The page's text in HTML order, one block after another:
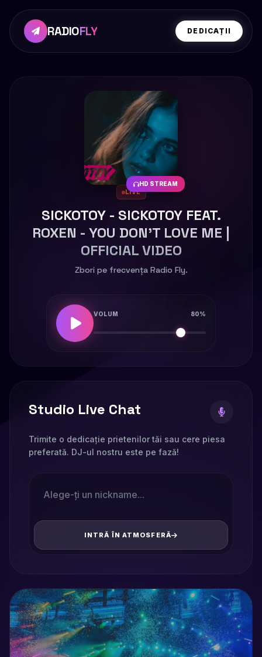
RADIOFLY DEDICAȚII
HD STREAM
LIVE
SICKOTOY - SICKOTOY FEAT.
ROXEN - YOU DON'T LOVE ME |
OFFICIAL VIDEO
Zbori pe frecvența Radio Fly.
VOLUM 80%
Studio Live Chat
Trimite o dedicație prietenilor tăi sau cere piesa
preferată. DJ-ul nostru este pe fază!
INTRĂ ÎN ATMOSFERĂ